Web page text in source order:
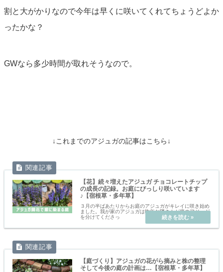
割と大がかりなので今年は早くに咲いてくれてちょうどよか
ったかな？
GWなら多少時間が取れそうなので。
↓これまでのアジュガの記事はこちら↓
【花】続々増えたアジュガ チョコレートチップ
の成長の記録。お庭にびっしり咲いています
♪【宿根草・多年草】
３月の半ばあたりからお庭のアジュガがキレイに咲き始め
ました。我が家のアジュガは昨年お隣さんが庭のアジュガ
を分けてくださっ
【庭づくり】アジュガの花がら摘みと株の整理
そして今後の庭の計画は…【宿根草・多年草】